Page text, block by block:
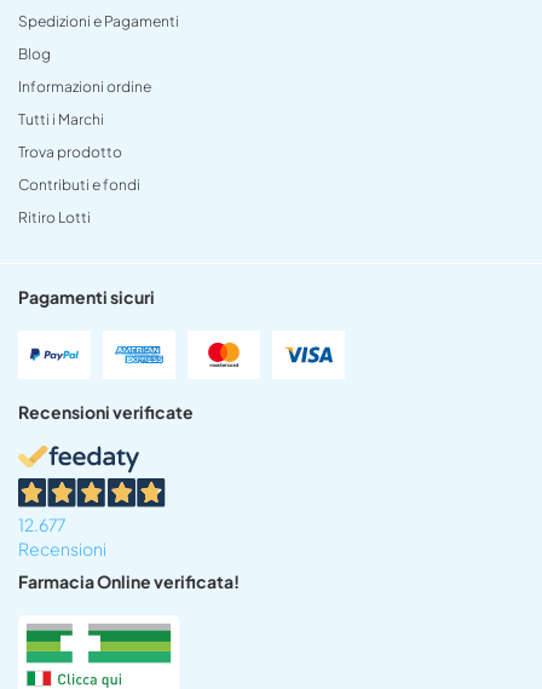
Spedizioni e Pagamenti
Blog
Informazioni ordine
Tutti i Marchi
Trova prodotto
Contributi e fondi
Ritiro Lotti
Pagamenti sicuri
Recensioni verificate
12.677
Recensioni
Farmacia Online verificata!